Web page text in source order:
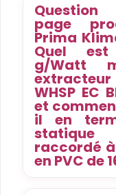
Question
page
Prima
Quel
g/Watt
WHSP EC
et
il en
raccordé
en PVC de